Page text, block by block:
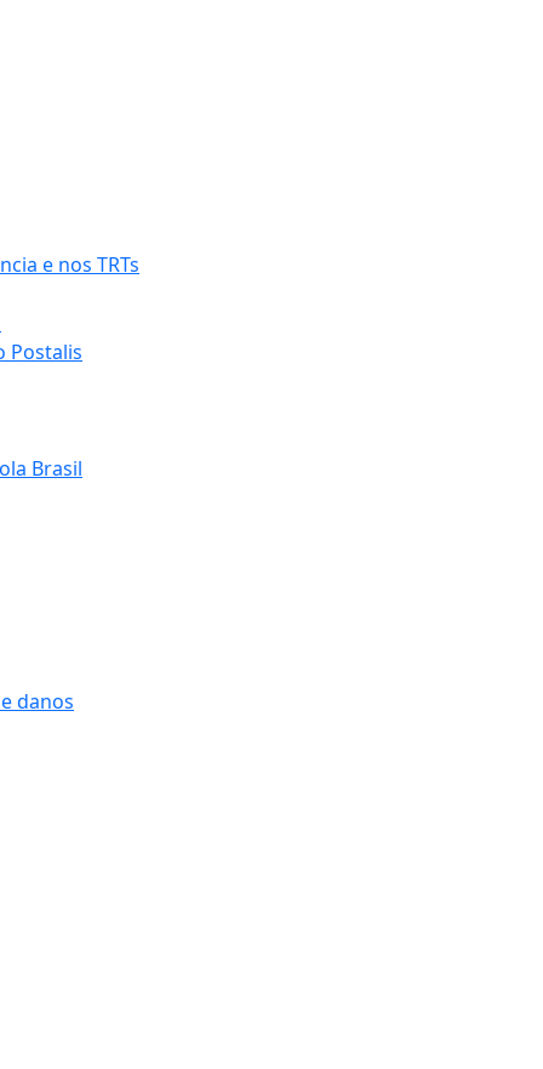
e nos TRTs
Postalis
Brasil
danos